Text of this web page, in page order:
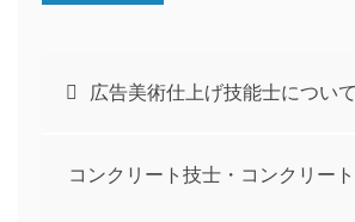
投
広告美術仕上げ技能士について
コンクリート技士・コンクリー